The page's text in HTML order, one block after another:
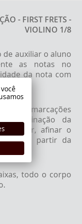
- FIRST FRETS -
VIOLINO 1/8
de auxiliar o aluno
as notas no
da nota com
com 4 marcações
de afinação da
afinar o
a partir da
todo o corpo